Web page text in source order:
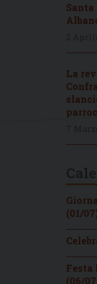
Santa
La
(01/
Festa
(06/